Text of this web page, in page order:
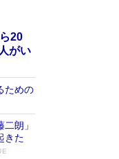
20
がい
ための
朗」
きた